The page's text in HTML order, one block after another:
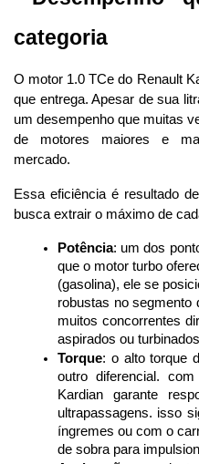
categoria
O motor 1.0 TCe do Renault
que entrega. Apesar de sua
um desempenho que muitas
de motores maiores e
mercado.
Essa eficiência é resultado
busca extrair o máximo de
Potência: um dos
que o motor turbo
(gasolina), ele se
robustas no segmento
muitos concorrentes
aspirados ou
Torque: o alto torque
outro diferencial.
Kardian garante
ultrapassagens. isso
íngremes ou com o
de sobra para